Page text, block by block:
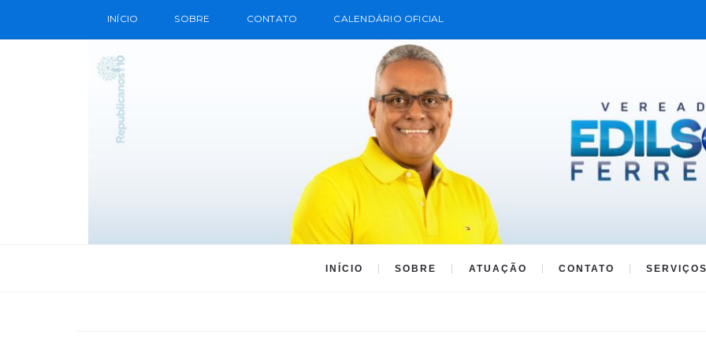
INÍCIO SOBRE CONTATO CALENDÁRIO OFICIAL
INÍCIO SOBRE ATUAÇÃO CONTATO